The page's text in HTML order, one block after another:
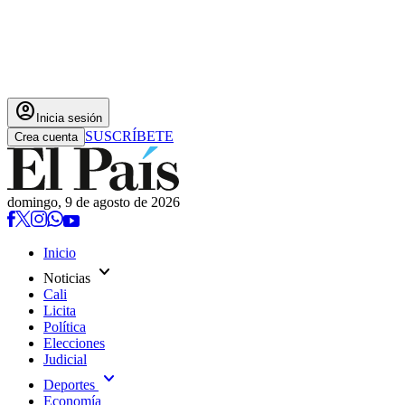
account_circle Inicia sesión
Crea cuenta SUSCRÍBETE
domingo, 9 de agosto de 2026
Inicio
Noticias expand_more
Cali
Licita
Política
Elecciones
Judicial
Deportes expand_more
Economía